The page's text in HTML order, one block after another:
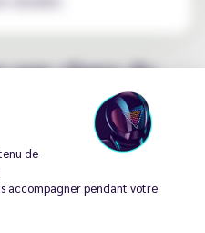
de
accompagner pendant votre
pas chers du
!
nous sommes fiers de
d'e-liquides à base de
! Que vous
classique ou plus